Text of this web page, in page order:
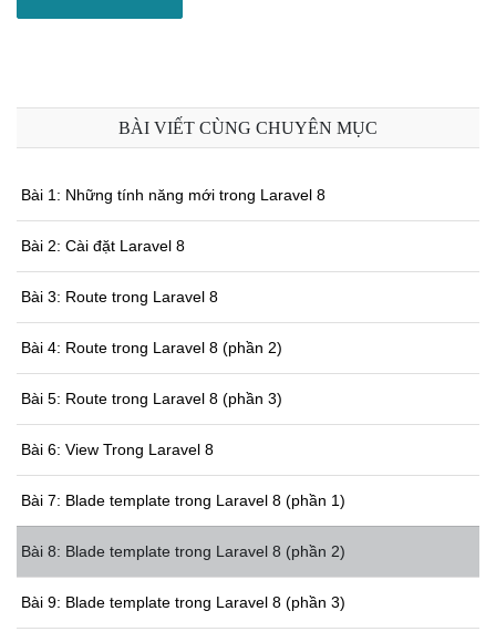
BÀI VIẾT CÙNG CHUYÊN MỤC
Bài 1: Những tính năng mới trong Laravel 8
Bài 2: Cài đặt Laravel 8
Bài 3: Route trong Laravel 8
Bài 4: Route trong Laravel 8 (phần 2)
Bài 5: Route trong Laravel 8 (phần 3)
Bài 6: View Trong Laravel 8
Bài 7: Blade template trong Laravel 8 (phần 1)
Bài 8: Blade template trong Laravel 8 (phần 2)
Bài 9: Blade template trong Laravel 8 (phần 3)